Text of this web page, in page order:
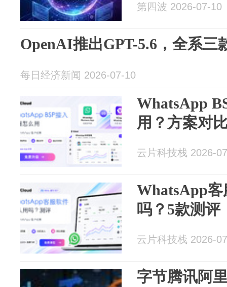
第四波 2026-07-10
OpenAI推出GPT-5.6，全系三
每日经济新闻 2026-07-10
WhatsApp
用？方案对
云片科技栈 2026-
WhatsApp
吗？5款测评
云片科技栈 2026-
字节腾讯阿